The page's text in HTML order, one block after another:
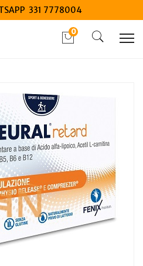
331 7778004
0